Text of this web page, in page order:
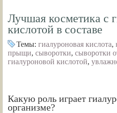
Лучшая косметика с
кислотой в составе
Темы: гиалуроновая кислота,
прыщи, сыворотки, сыворотки
гиалуроновой кислотой,
Какую роль играет
организме?